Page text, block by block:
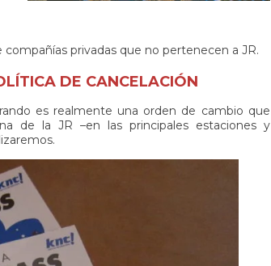
privadas que no pertenecen a JR.
DE CANCELACIÓN
es realmente una orden de cambio que
de la JR –en las principales estaciones y